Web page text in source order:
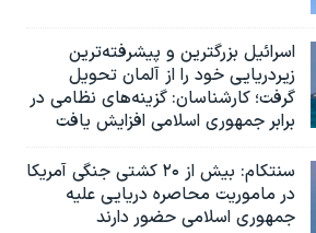
اسرائيل بزرگترین و پیشرفته‌ترین
زیردریایی خود را از آلمان تحویل
گرفت؛ کارشناسان: گزینه‌های نظامی در
برابر جمهوری اسلامی افزایش یافت
سنتکام: بیش از ۲۰ کشتی جنگی آمریکا
در ماموریت محاصره دریایی علیه
جمهوری اسلامی حضور دارند